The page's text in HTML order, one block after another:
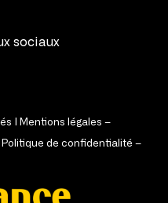
sociaux
| Mentions légales –
Politique de confidentialité –